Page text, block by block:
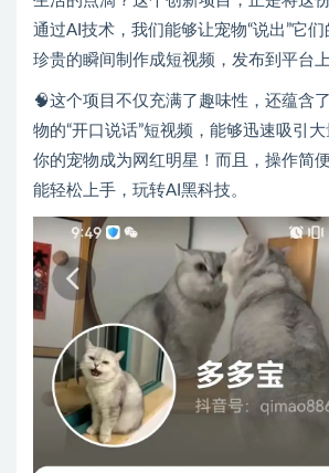
通过AI技术，我们能够让宠物“说出”它
珍贵的瞬间制作成短视频，发布到平台上
🧠这个项目不仅充满了趣味性，还蕴含
物的“开口说话”短视频，能够迅速吸引
你的宠物成为网红明星！而且，操作简
能轻松上手，玩转AI黑科技。